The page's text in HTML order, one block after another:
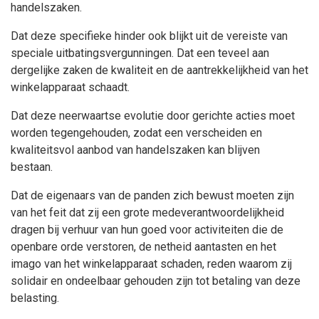
handelszaken.
Dat deze specifieke hinder ook blijkt uit de vereiste van
speciale uitbatingsvergunningen. Dat een teveel aan
dergelijke zaken de kwaliteit en de aantrekkelijkheid van het
winkelapparaat schaadt.
Dat deze neerwaartse evolutie door gerichte acties moet
worden tegengehouden, zodat een verscheiden en
kwaliteitsvol aanbod van handelszaken kan blijven
bestaan.
Dat de eigenaars van de panden zich bewust moeten zijn
van het feit dat zij een grote medeverantwoordelijkheid
dragen bij verhuur van hun goed voor activiteiten die de
openbare orde verstoren, de netheid aantasten en het
imago van het winkelapparaat schaden, reden waarom zij
solidair en ondeelbaar gehouden zijn tot betaling van deze
belasting.